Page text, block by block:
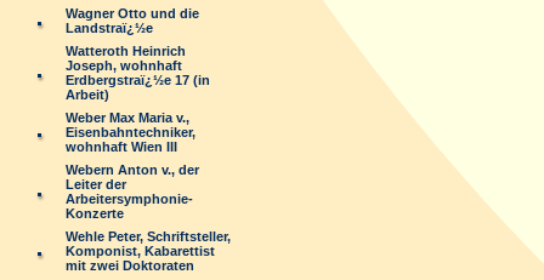
Wagner Otto und die
Landstraï¿½e
Watteroth Heinrich
Joseph, wohnhaft
Erdbergstraï¿½e 17 (in
Arbeit)
Weber Max Maria v.,
Eisenbahntechniker,
wohnhaft Wien III
Webern Anton v., der
Leiter der
Arbeitersymphonie-
Konzerte
Wehle Peter, Schriftsteller,
Komponist, Kabarettist
mit zwei Doktoraten